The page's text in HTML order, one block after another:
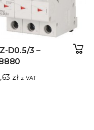
D0.5/3 –
zł z VAT